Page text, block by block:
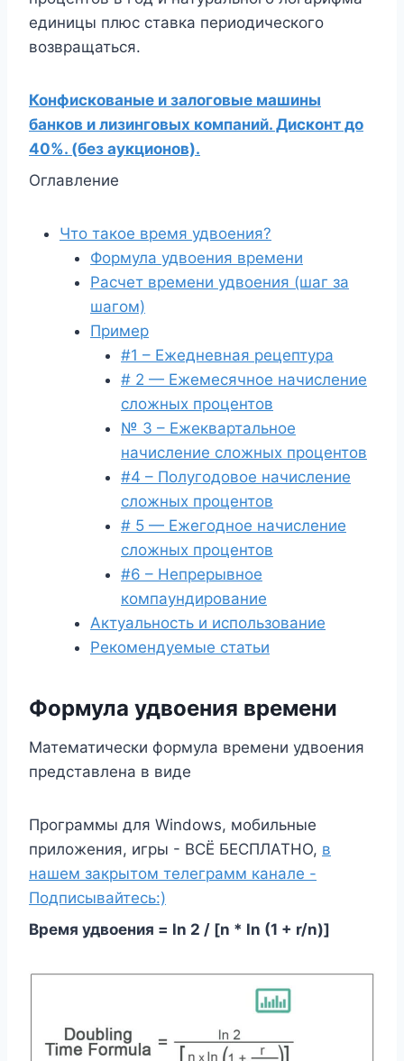
единицы плюс ставка периодического
возвращаться.
Конфискованые и залоговые машины
банков и лизинговых компаний. Дисконт до
40%. (без аукционов).
Оглавление
Что такое время удвоения?
Формула удвоения времени
Расчет времени удвоения (шаг за
шагом)
Пример
#1 – Ежедневная рецептура
# 2 — Ежемесячное начисление
сложных процентов
№ 3 – Ежеквартальное
начисление сложных процентов
#4 – Полугодовое начисление
сложных процентов
# 5 — Ежегодное начисление
сложных процентов
#6 – Непрерывное
компаундирование
Актуальность и использование
Рекомендуемые статьи
Формула удвоения времени
Математически формула времени удвоения
представлена ​​​​в виде
Программы для Windows, мобильные
приложения, игры - ВСЁ БЕСПЛАТНО, в
нашем закрытом телеграмм канале -
Подписывайтесь:)
Время удвоения = ln 2 / [n * ln (1 + r/n)]